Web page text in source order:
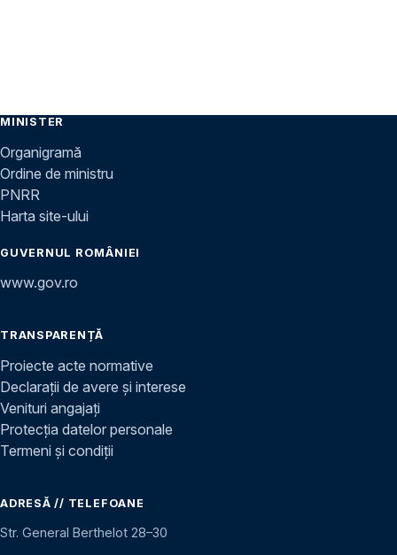
MINISTER
Organigramă
Ordine de ministru
PNRR
Harta site-ului
GUVERNUL ROMÂNIEI
www.gov.ro
TRANSPARENȚĂ
Proiecte acte normative
Declarații de avere și interese
Venituri angajați
Protecția datelor personale
Termeni și condiții
ADRESĂ // TELEFOANE
Str. General Berthelot 28–30